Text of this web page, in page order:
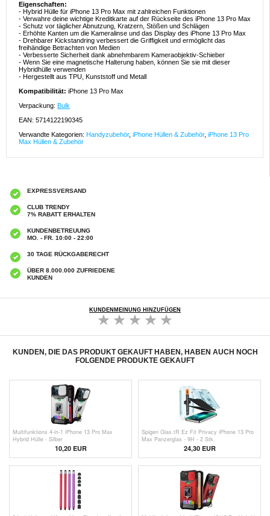
Eigenschaften:
- Hybrid Hülle für iPhone 13 Pro Max mit zahlreichen Funktionen
- Verwahre deine wichtige Kreditkarte auf der Rückseite des iPhone 13 Pro Max
- Schutz vor täglicher Abnutzung, Kratzern, Stößen und Schlägen
- Erhöhte Kanten um die Kameralinse und das Display des iPhone 13 Pro Max
- Drehbarer Kickstandring verbessert die Griffigkeit und ermöglicht das
freihändige Betrachten von Medien
- Verbesserte Sicherheit dank abnehmbarem Kameraobjektiv-Schieber
- Wenn Sie eine magnetische Halterung haben, können Sie sie mit dieser
Hybridhülle verwenden
- Hergestellt aus TPU, Kunststoff und Metall
Kompatibilität: iPhone 13 Pro Max
Verpackung: Bulk
EAN: 5714122190345
Verwandte Kategorien: Handyzubehör, iPhone Hüllen & Zubehör, iPhone 13 Pro
Max Hüllen & Zubehör
EXPRESSVERSAND
CLUB TRENDY
7% RABATT ERHALTEN
KUNDENBETREUUNG
MO. - FR. 10:00 - 22:00
30 TAGE RÜCKGABERECHT
ÜBER 8.000.000 ZUFRIEDENE
KUNDEN
KUNDENMEINUNG HINZUFÜGEN
KUNDEN, DIE DAS PRODUKT GEKAUFT HABEN, HABEN AUCH NOCH
FOLGENDE PRODUKTE GEKAUFT
Multifunktions 4-in-1 iPhone 13 Pro Max
Hybrid Hülle - Silber
10,20 EUR
Spigen Glas.tR Ez Fit Privacy iPhone 13 Pro
Max Panzerglas - 9H - 2 Stk.
24,30 EUR